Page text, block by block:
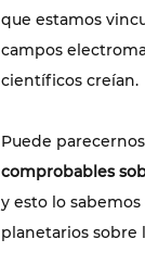
que estamos
campos
científicos creían.
Puede
comprobables
y esto lo
planetarios sobre